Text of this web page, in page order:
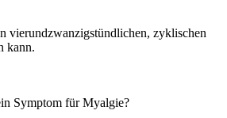
vierundzwanzigstündlichen, zyklischen
kann.
Symptom für Myalgie?